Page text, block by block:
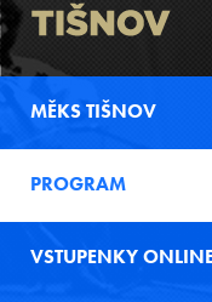
MĚKS TIŠNOV
PROGRAM
VSTUPENKY